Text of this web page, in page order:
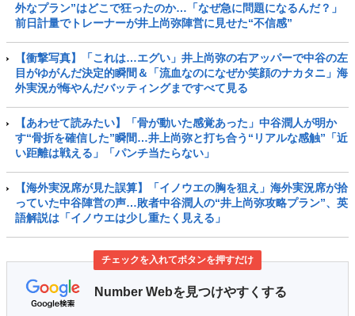
外なプラン”はどこで狂ったのか…「なぜ急に問題になるんだ？」
前日計量でトレーナーが井上尚弥陣営に見せた“不信感”
【衝撃写真】「これは…エグい」井上尚弥の右アッパーで中谷の左
目がゆがんだ決定的瞬間＆「流血なのになぜか笑顔のナカタニ」海
外実況が悔やんだバッティングまですべて見る
【あわせて読みたい】「骨が動いた感覚あった」中谷潤人が明か
す“骨折を確信した”瞬間…井上尚弥と打ち合う“リアルな感触”「近
い距離は戦える」「パンチ当たらない」
【海外実況席が見た誤算】「イノウエの胸を狙え」海外実況席が拾
っていた中谷陣営の声…敗者中谷潤人の“井上尚弥攻略プラン”、英
語解説は「イノウエは少し重たく見える」
チェックを入れてボタンを押すだけ
Number Webを見つけやすくする